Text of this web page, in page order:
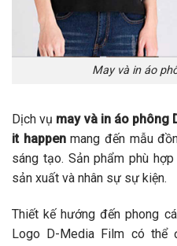
May và in áo
Dịch vụ may và in áo phông
it happenmang đến mẫu
sáng tạo. Sản phẩm phù
sản xuất và nhân sự sự kiện.
Thiết kế hướng đến phong
Logo D-Media Film có thể